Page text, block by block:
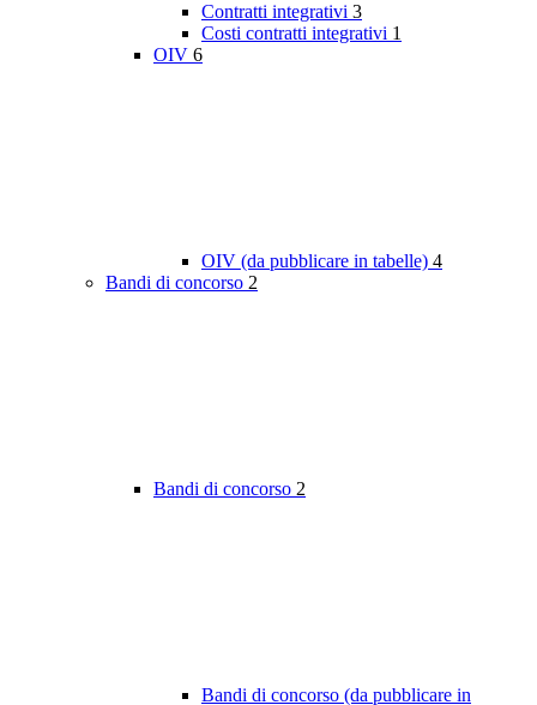
Contratti integrativi 3
Costi contratti integrativi 1
OIV 6
OIV (da pubblicare in tabelle) 4
Bandi di concorso 2
Bandi di concorso 2
Bandi di concorso (da pubblicare in